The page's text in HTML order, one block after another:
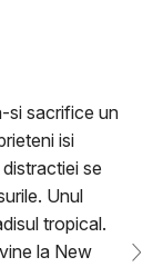
si sacrifice un
isi
se
Unul
tropical.
la New